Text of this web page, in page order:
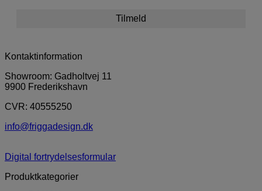
Kontaktinformation
Showroom: Gadholtvej 11
9900 Frederikshavn
CVR: 40555250
info@friggadesign.dk
Digital fortrydelsesformular
Produktkategorier